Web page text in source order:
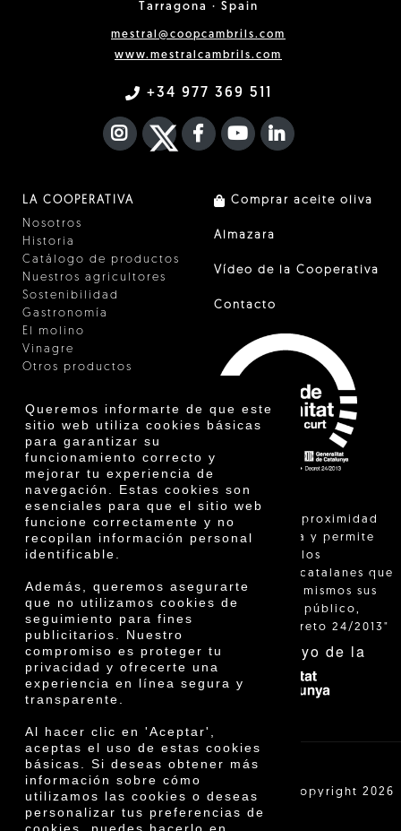
Queremos informarte de que este
sitio web utiliza cookies básicas
para garantizar su
funcionamiento correcto y
mejorar tu experiencia de
navegación. Estas cookies son
esenciales para que el sitio web
funcione correctamente y no
recopilan información personal
identificable.
Además, queremos asegurarte
que no utilizamos cookies de
seguimiento para fines
publicitarios. Nuestro
compromiso es proteger tu
privacidad y ofrecerte una
experiencia en línea segura y
transparente.
Al hacer clic en 'Aceptar',
aceptas el uso de estas cookies
básicas. Si deseas obtener más
información sobre cómo
utilizamos las cookies o deseas
personalizar tus preferencias de
Tarragona · Spain
mestral@coopcambrils.com
www.mestralcambrils.com
+34 977 369 511
INSTAGRAM
TWITTER
FACEBOOK F
YOUTUBEFA LINKEDIN
LA COOPERATIVA
Nosotros
Historia
Catálogo de productos
Nuestros agricultores
Sostenibilidad
Gastronomía
El molino
Vinagre
Otros productos
Premios
Innovación
Comprar aceite oliva
Almazara
Vídeo de la Cooperativa
Contacto
"La venta de proximidad
está regulada y permite
identificar a los
agricultores catalanes que
venden ellos mismos sus
productos al público,
según el Decreto 24/2013"
Con el apoyo de la
Cooperativa Agrícola de Cambrils SCCL | Copyright 2026